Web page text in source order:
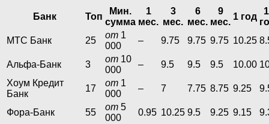
Банк Топ
Мин.
сумма
1
мес.
3
мес.
6
мес.
9
мес.
1 год
МТС Банк
25
от 1
000
– 9.75 9.75 9.75 10.25
Альфа-Банк 3
от 10
000
– 9.5 9.5 9.5 10.00
Хоум Кредит
Банк
17
от 1
000
– 7 7.75 8.75 9.25
Фора-Банк 55
от 5
000
0.95 10.25 9.5 9.25 9.15